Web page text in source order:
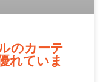
のカーテ
れていま